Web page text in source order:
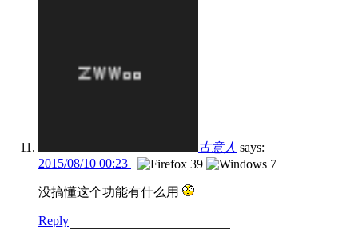
古意人 says:
2015/08/10 00:23
没搞懂这个功能有什么用
Reply